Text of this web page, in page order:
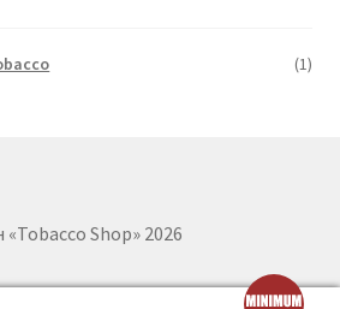
(1)
Shop» 2026